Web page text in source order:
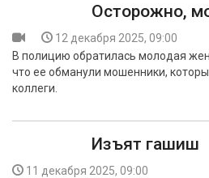
Осторожно,
12 декабря 2025, 09:00
В полицию обратилась молодая
что ее обманули мошенники,
коллеги.
Изъят гашиш
11 декабря 2025, 09:00